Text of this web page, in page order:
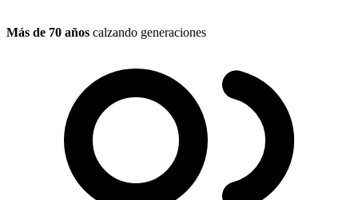
Más de 70 años calzando generaciones